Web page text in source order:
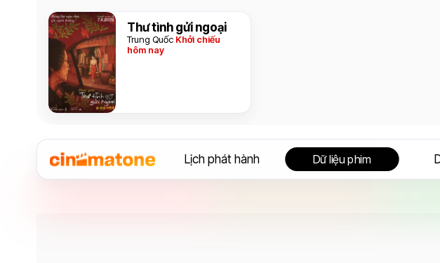
Thư tình gửi ngoại
Trung Quốc Khởi chiếu
hôm nay
Lịch phát hành Dữ liệu phim